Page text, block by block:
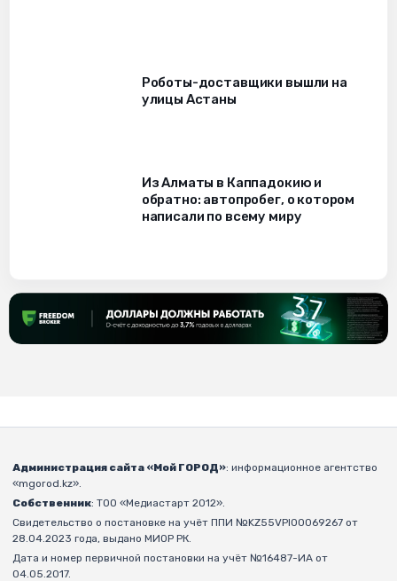
Роботы-доставщики вышли на
улицы Астаны
Из Алматы в Каппадокию и
обратно: автопробег, о котором
написали по всему миру
Администрация сайта «Мой ГОРОД»: информационное агентство
«mgorod.kz».
Собственник: ТОО «Медиастарт 2012».
Свидетельство о постановке на учёт ППИ №KZ55VPI00069267 от
28.04.2023 года, выдано МИОР РК.
Дата и номер первичной постановки на учёт №16487-ИА от
04.05.2017.